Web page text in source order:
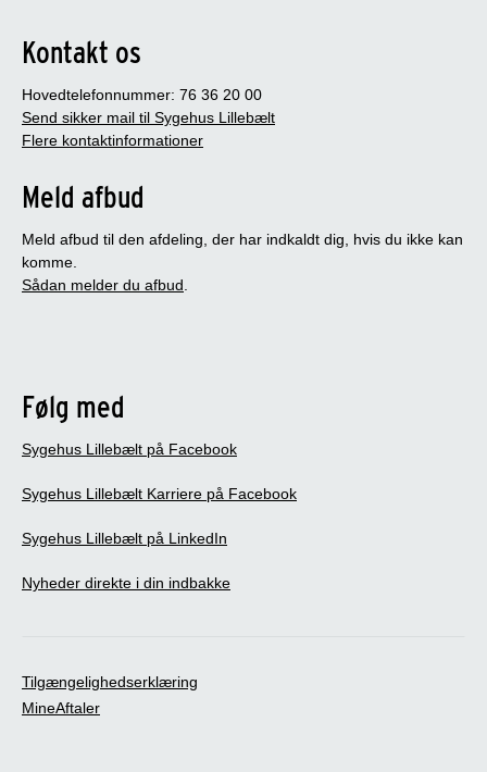
Kontakt os
Hovedtelefonnummer: 76 36 20 00
Send sikker mail til Sygehus Lillebælt
Flere kontaktinformationer
Meld afbud
Meld afbud til den afdeling, der har indkaldt dig, hvis du ikke kan
komme.
Sådan melder du afbud.
Følg med
Sygehus Lillebælt på Facebook
Sygehus Lillebælt Karriere på Facebook
Sygehus Lillebælt på LinkedIn
Nyheder direkte i din indbakke
Tilgængelighedserklæring
MineAftaler